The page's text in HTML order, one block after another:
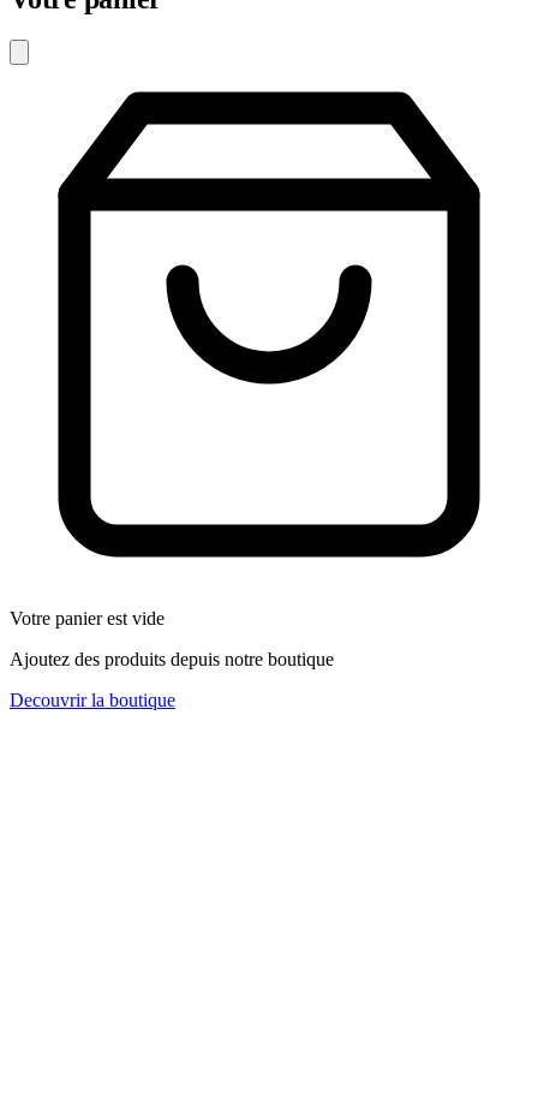
Votre panier est vide
Ajoutez des produits depuis notre boutique
Decouvrir la boutique